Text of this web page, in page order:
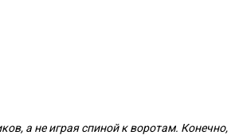
а не играя спиной к воротам. Конечно,